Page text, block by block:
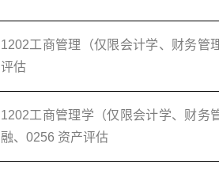
1202工商管理（仅限会计学、财务管
评估
1202工商管理学（仅限会计学、财务
融、0256 资产评估